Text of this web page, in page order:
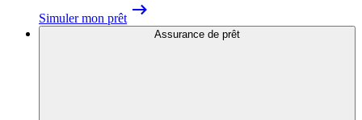
Simuler mon prêt
Assurance de prêt